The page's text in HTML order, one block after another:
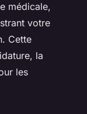
médicale,
votre
Cette
la
les